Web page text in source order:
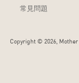
常見問題
Copyright © 2026,